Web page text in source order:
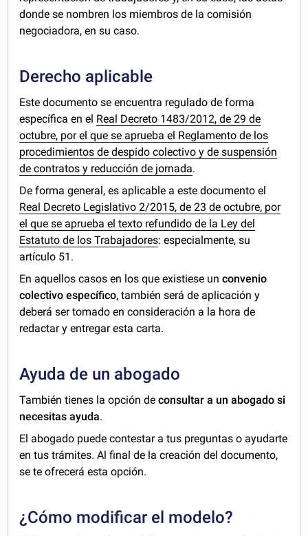
donde se nombren los miembros de la comisión
negociadora, en su caso.
Derecho aplicable
Este documento se encuentra regulado de forma
específica en el Real Decreto 1483/2012, de 29 de
octubre, por el que se aprueba el Reglamento de los
procedimientos de despido colectivo y de suspensión
de contratos y reducción de jornada.
De forma general, es aplicable a este documento el
Real Decreto Legislativo 2/2015, de 23 de octubre, por
el que se aprueba el texto refundido de la Ley del
Estatuto de los Trabajadores: especialmente, su
artículo 51.
En aquellos casos en los que existiese unconvenio
colectivo específico, también será de aplicación y
deberá ser tomado en consideración a la hora de
redactar y entregar esta carta.
Ayuda de un abogado
También tienes la opción deconsultar a un abogado si
necesitas ayuda.
El abogado puede contestar a tus preguntas o ayudarte
en tus trámites. Al final de la creación del documento,
se te ofrecerá esta opción.
¿Cómo modificar el modelo?